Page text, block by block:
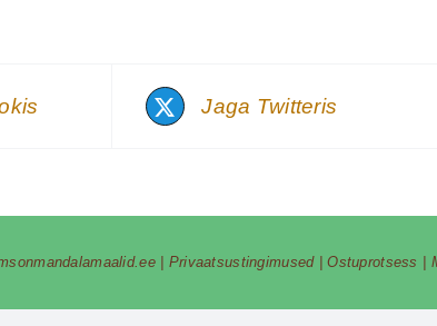
Jaga Twitteris
| Privaatsustingimused|Ostuprotsess